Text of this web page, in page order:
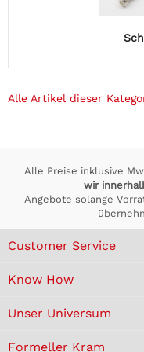
Alle Artikel dieser
Alle Preise inklusive
wir
Angebote solange
Customer Service
Know How
Unser Universum
Formeller Kram